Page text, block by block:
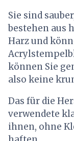
Sie sind
bestehen aus
Harz und
können Sie
also keine
Das für die
verwendete
ihnen, ohne